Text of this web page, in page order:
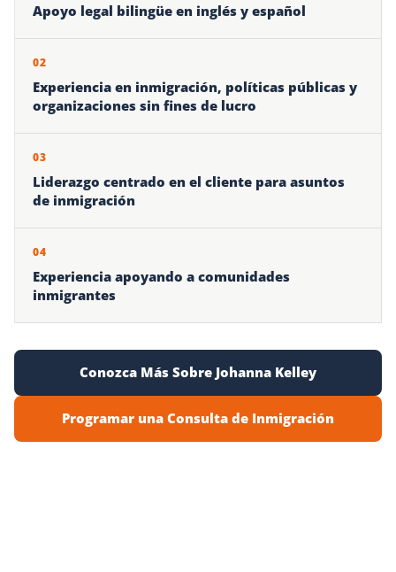
Apoyo legal bilingüe en inglés y español
02
Experiencia en inmigración, políticas públicas y
organizaciones sin fines de lucro
03
Liderazgo centrado en el cliente para asuntos
de inmigración
04
Experiencia apoyando a comunidades
inmigrantes
Conozca Más Sobre Johanna Kelley
Programar una Consulta de Inmigración